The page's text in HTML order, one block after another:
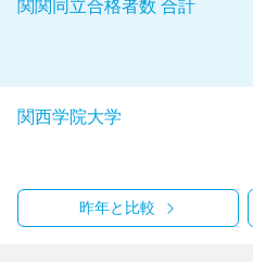
関関同立合格者数 合計
関西学院大学
昨年と比較